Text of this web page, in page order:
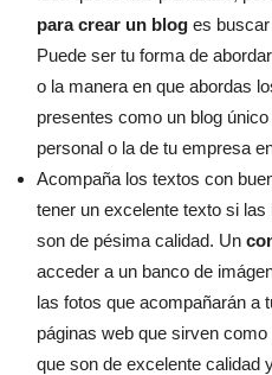
para crear un blog es
Puede ser tu forma de
o la manera en que abordas
presentes como un blog
personal o la de tu empresa
Acompaña los textos con
tener un excelente texto si
son de pésima calidad. Un
acceder a un banco de
las fotos que acompañarán a
páginas web que sirven
que son de excelente calidad